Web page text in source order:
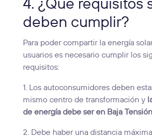
4. ¿Qué requisitos
deben cumplir?
Para poder compartir la energía
usuarios es necesario cumplir los
requisitos:
1. Los autoconsumidores deben
mismo centro de transformación y
de energía debe ser en Baja
2. Debe haber una distancia